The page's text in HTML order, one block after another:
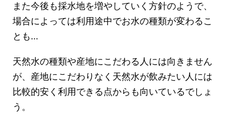
また今後も採水地を増やしていく方針のようで、
場合によっては利用途中でお水の種類が変わるこ
とも…
天然水の種類や産地にこだわる人には向きません
が、産地にこだわりなく天然水が飲みたい人には
比較的安く利用できる点からも向いているでしょ
う。